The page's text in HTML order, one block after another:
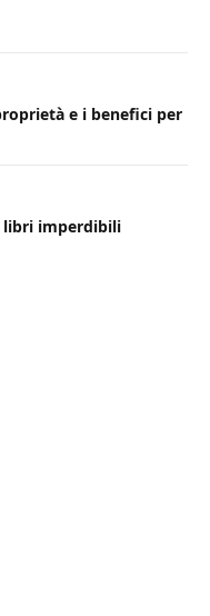
e i benefici per
libri imperdibili